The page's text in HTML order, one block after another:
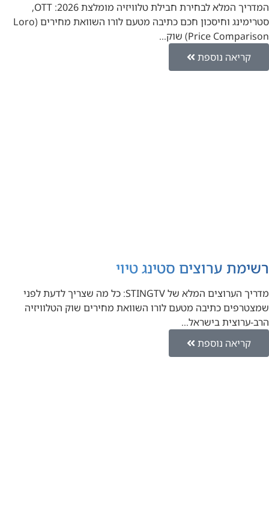
המדריך המלא לבחירת חבילת טלוויזיה מומלצת 2026: OTT,
סטרימינג וחיסכון חכם כתיבה מטעם לורו השוואת מחירים (Loro
Price Comparison) שוק…
קריאה נוספת
רשימת ערוצים סטינג טיוי
מדריך הערוצים המלא של STINGTV: כל מה שצריך לדעת לפני
שמצטרפים כתיבה מטעם לורו השוואת מחירים שוק הטלוויזיה
הרב-ערוצית בישראל…
קריאה נוספת